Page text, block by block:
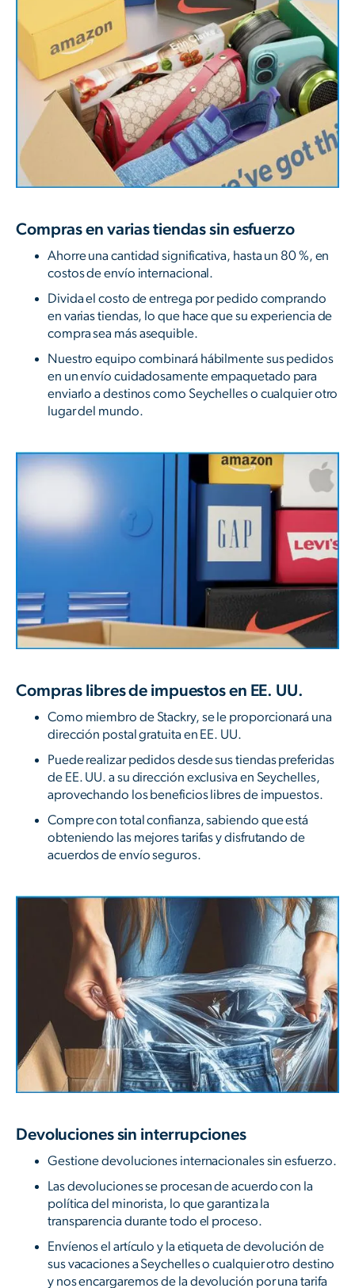
Compras en varias tiendas sin esfuerzo
Ahorre una cantidad significativa, hasta un 80 %, en
costos de envío internacional.
Divida el costo de entrega por pedido comprando
en varias tiendas, lo que hace que su experiencia de
compra sea más asequible.
Nuestro equipo combinará hábilmente sus pedidos
en un envío cuidadosamente empaquetado para
enviarlo a destinos como Seychelles o cualquier otro
lugar del mundo.
Compras libres de impuestos en EE. UU.
Como miembro de Stackry, se le proporcionará una
dirección postal gratuita en EE. UU.
Puede realizar pedidos desde sus tiendas preferidas
de EE. UU. a su dirección exclusiva en Seychelles,
aprovechando los beneficios libres de impuestos.
Compre con total confianza, sabiendo que está
obteniendo las mejores tarifas y disfrutando de
acuerdos de envío seguros.
Devoluciones sin interrupciones
Gestione devoluciones internacionales sin esfuerzo.
Las devoluciones se procesan de acuerdo con la
política del minorista, lo que garantiza la
transparencia durante todo el proceso.
Envíenos el artículo y la etiqueta de devolución de
sus vacaciones a Seychelles o cualquier otro destino
y nos encargaremos de la devolución por una tarifa